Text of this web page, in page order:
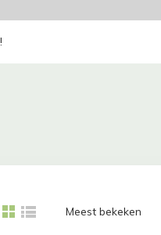
Meest bekeken